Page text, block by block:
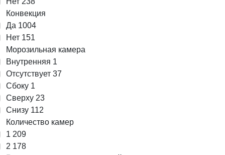
Конвекция
Да 1004
Нет 151
Морозильная камера
Внутренняя 1
Отсутствует 37
Сбоку 1
Сверху 23
Снизу 112
Количество камер
1 209
2 178